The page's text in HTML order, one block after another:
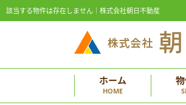
該当する物件は存在しません｜株式会社朝日不動産
ホーム
HOME